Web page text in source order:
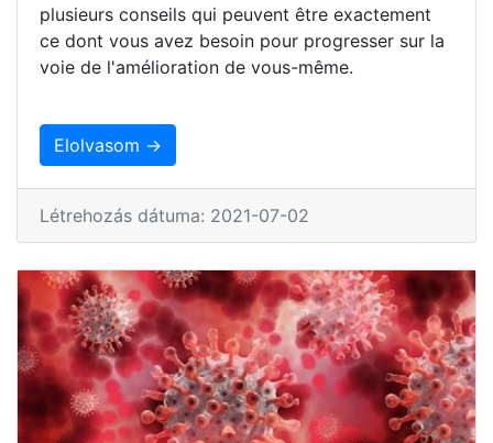
plusieurs conseils qui peuvent être exactement
ce dont vous avez besoin pour progresser sur la
voie de l'amélioration de vous-même.
Elolvasom →
Létrehozás dátuma: 2021-07-02